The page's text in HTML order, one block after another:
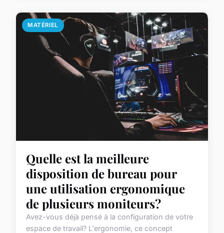
MATÉRIEL
Quelle est la meilleure
disposition de bureau pour
une utilisation ergonomique
de plusieurs moniteurs?
Avez-vous déjà pensé à la configuration de votre
espace de travail? L'ergonomie, ce concept